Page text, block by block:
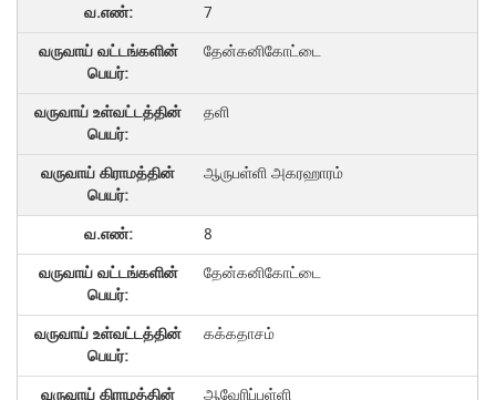
7
தேன்கனிகோட்டை
தளி
ஆருபள்ளி அகரஹாரம்
8
தேன்கனிகோட்டை
கக்கதாசம்
ஆவேரிப்பள்ளி